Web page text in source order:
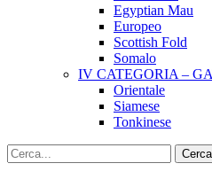
Egyptian Mau
Europeo
Scottish Fold
Somalo
IV CATEGORIA –
Orientale
Siamese
Tonkinese